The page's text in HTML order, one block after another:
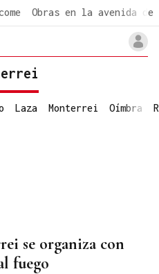
Obras en la avenida de
Laza Monterrei Oímbra
se organiza con
fuego